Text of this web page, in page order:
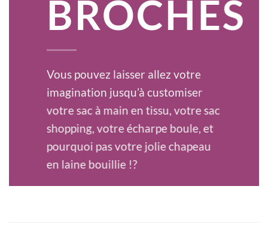
BROCHES
Vous pouvez laisser allez votre
imagination jusqu’à customiser
votre sac à main en tissu, votre sac
shopping, votre écharpe boule, et
pourquoi pas votre jolie chapeau
en laine bouillie !?